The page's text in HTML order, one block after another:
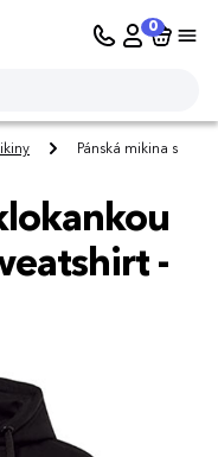
0
Pánská mikina s
-